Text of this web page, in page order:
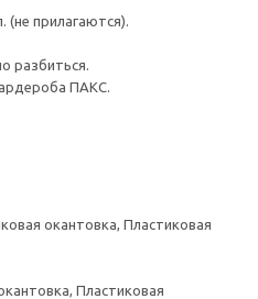
прилагаются).
разбиться.
ПАКС.
окантовка, Пластиковая
Пластиковая